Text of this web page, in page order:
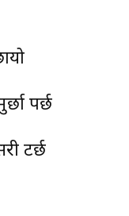
पर्छ
टर्छ